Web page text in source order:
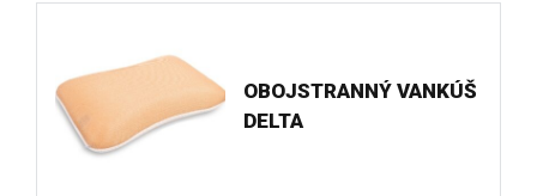
OBOJSTRANNÝ VANKÚŠ
DELTA